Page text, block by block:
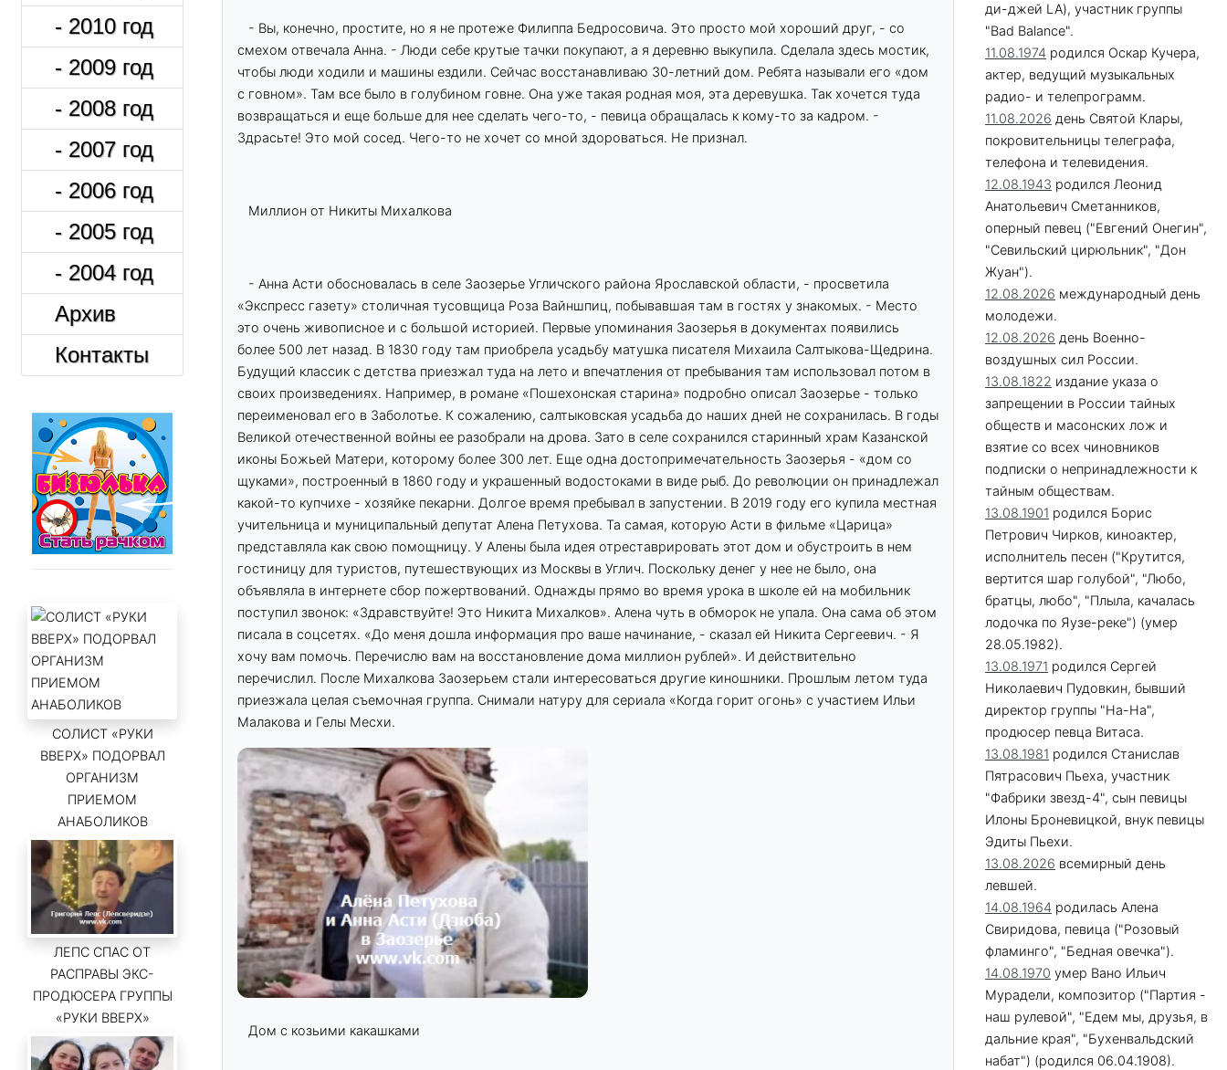
- 2010 год
- 2009 год
- 2008 год
- 2007 год
- 2006 год
- 2005 год
- 2004 год
Архив
Контакты
СОЛИСТ «РУКИ
ВВЕРХ» ПОДОРВАЛ
ОРГАНИЗМ
ПРИЕМОМ
АНАБОЛИКОВ
ЛЕПС СПАС ОТ
РАСПРАВЫ ЭКС-
ПРОДЮСЕРА ГРУППЫ
«РУКИ ВВЕРХ»
- Вы, конечно, простите, но я не протеже Филиппа Бедросовича. Это просто мой хороший друг, - со
смехом отвечала Анна. - Люди себе крутые тачки покупают, а я деревню выкупила. Сделала здесь мостик,
чтобы люди ходили и машины ездили. Сейчас восстанавливаю 30-летний дом. Ребята называли его «дом
с говном». Там все было в голубином говне. Она уже такая родная моя, эта деревушка. Так хочется туда
возвращаться и еще больше для нее сделать чего-то, - певица обращалась к кому-то за кадром. -
Здрасьте! Это мой сосед. Чего-то не хочет со мной здороваться. Не признал.
Миллион от Никиты Михалкова
- Анна Асти обосновалась в селе Заозерье Угличского района Ярославской области, - просветила
«Экспресс газету» столичная тусовщица Роза Вайншпиц, побывавшая там в гостях у знакомых. - Место
это очень живописное и с большой историей. Первые упоминания Заозерья в документах появились
более 500 лет назад. В 1830 году там приобрела усадьбу матушка писателя Михаила Салтыкова-Щедрина.
Будущий классик с детства приезжал туда на лето и впечатления от пребывания там использовал потом в
своих произведениях. Например, в романе «Пошехонская старина» подробно описал Заозерье - только
переименовал его в Заболотье. К сожалению, салтыковская усадьба до наших дней не сохранилась. В годы
Великой отечественной войны ее разобрали на дрова. Зато в селе сохранился старинный храм Казанской
иконы Божьей Матери, которому более 300 лет. Еще одна достопримечательность Заозерья - «дом со
щуками», построенный в 1860 году и украшенный водостоками в виде рыб. До революции он принадлежал
какой-то купчихе - хозяйке пекарни. Долгое время пребывал в запустении. В 2019 году его купила местная
учительница и муниципальный депутат Алена Петухова. Та самая, которую Асти в фильме «Царица»
представляла как свою помощницу. У Алены была идея отреставрировать этот дом и обустроить в нем
гостиницу для туристов, путешествующих из Москвы в Углич. Поскольку денег у нее не было, она
объявляла в интернете сбор пожертвований. Однажды прямо во время урока в школе ей на мобильник
поступил звонок: «Здравствуйте! Это Никита Михалков». Алена чуть в обморок не упала. Она сама об этом
писала в соцсетях. «До меня дошла информация про ваше начинание, - сказал ей Никита Сергеевич. - Я
хочу вам помочь. Перечислю вам на восстановление дома миллион рублей». И действительно
перечислил. После Михалкова Заозерьем стали интересоваться другие киношники. Прошлым летом туда
приезжала целая съемочная группа. Снимали натуру для сериала «Когда горит огонь» с участием Ильи
Малакова и Гелы Месхи.
Дом с козьими какашками
ди-джей LA), участник группы
"Bad Balance".
11.08.1974 родился Оскар Кучера,
актер, ведущий музыкальных
радио- и телепрограмм.
11.08.2026 день Святой Клары,
покровительницы телеграфа,
телефона и телевидения.
12.08.1943 родился Леонид
Анатольевич Сметанников,
оперный певец ("Евгений Онегин",
"Севильский цирюльник", "Дон
Жуан").
12.08.2026 международный день
молодежи.
12.08.2026 день Военно-
воздушных сил России.
13.08.1822 издание указа о
запрещении в России тайных
обществ и масонских лож и
взятие со всех чиновников
подписки о непринадлежности к
тайным обществам.
13.08.1901 родился Борис
Петрович Чирков, киноактер,
исполнитель песен ("Крутится,
вертится шар голубой", "Любо,
братцы, любо", "Плыла, качалась
лодочка по Яузе-реке") (умер
28.05.1982).
13.08.1971 родился Сергей
Николаевич Пудовкин, бывший
директор группы "На-На",
продюсер певца Витаса.
13.08.1981 родился Станислав
Пятрасович Пьеха, участник
"Фабрики звезд-4", сын певицы
Илоны Броневицкой, внук певицы
Эдиты Пьехи.
13.08.2026 всемирный день
левшей.
14.08.1964 родилась Алена
Свиридова, певица ("Розовый
фламинго", "Бедная овечка").
14.08.1970 умер Вано Ильич
Мурадели, композитор ("Партия -
наш рулевой", "Едем мы, друзья, в
дальние края", "Бухенвальдский
набат") (родился 06.04.1908).